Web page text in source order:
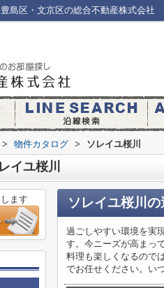
島区・文京区の総合不動産株式会社
> 物件カタログ > ソレイユ桜川
イユ桜川
ソレイユ桜川 の
過ごしやすい環境を実
す。今ニーズが高まっ
料理も楽しくなるので
でお任せください。い
ます